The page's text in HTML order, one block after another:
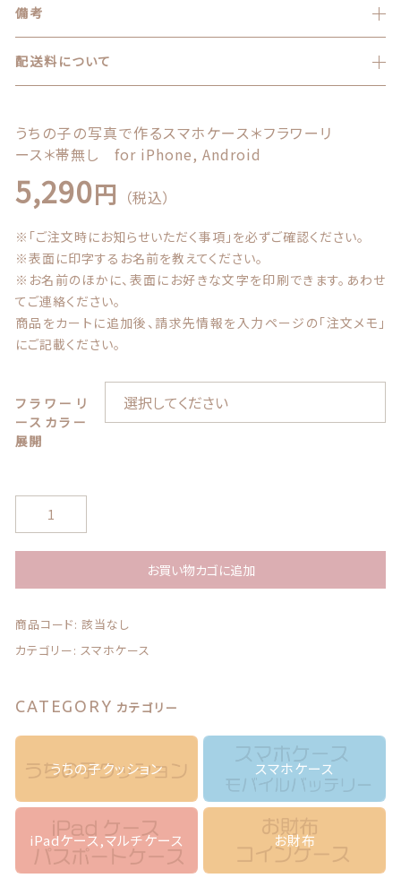
備考
配送料について
うちの子の写真で作るスマホケース＊フラワーリ
ース＊帯無し for iPhone, Android
5,290円 （税込）
※「ご注文時にお知らせいただく事項」を必ずご確認ください。
※表面に印字するお名前を教えてください。
※お名前のほかに、表面にお好きな文字を印刷できます。あわせ
てご連絡ください。
商品をカートに追加後、請求先情報を入力ページの「注文メモ」
にご記載ください。
フラワーリ
ースカラー
展開
ち
の
の
真
で
ス
ホ
ス
＊
ワ
お買い物カゴに追加
商品コード: 該当なし
カテゴリー: スマホケース
CATEGORY カテゴリー
うちの子クッション スマホケース
iPadケース,マルチケース お財布
よくある質問
プライバシーポリシー
特定商取引法に基づく表記
お問い合わせ